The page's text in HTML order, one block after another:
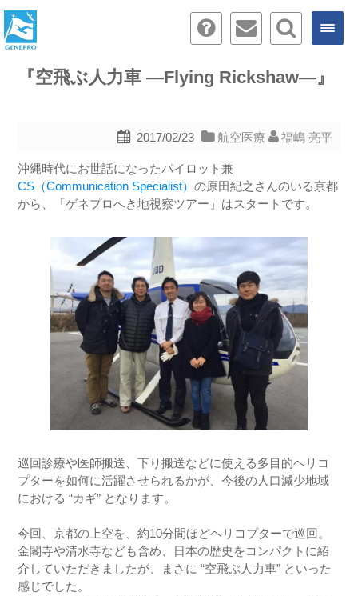
『空飛ぶ人力車 ―Flying Rickshaw―』
2017/02/23 航空医療 福嶋 亮平
沖縄時代にお世話になったパイロット兼
CS（Communication Specialist）の原田紀之さんのいる京都
から、「ゲネプロへき地視察ツアー」はスタートです。
巡回診療や医師搬送、下り搬送などに使える多目的ヘリコ
プターを如何に活躍させられるかが、今後の人口減少地域
における “カギ” となります。
今回、京都の上空を、約10分間ほどヘリコプターで巡回。
金閣寺や清水寺なども含め、日本の歴史をコンパクトに紹
介していただきましたが、まさに “空飛ぶ人力車” といった
感じでした。